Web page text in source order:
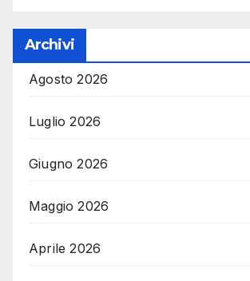
Archivi
Agosto 2026
Luglio 2026
Giugno 2026
Maggio 2026
Aprile 2026